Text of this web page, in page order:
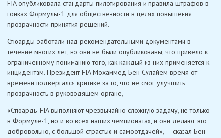
FIA опубликовала стандарты пилотирования и правила штрафов в
гонках Формулы-1 для общественности в целях повышения
прозрачности принятия решений.
Стюарды работали над рекомендательными документами в
течение многих лет, но они не были опубликованы, что привело к
ограниченному пониманию того, как каждый из них применяется к
инцидентам. Президент FIA Мохаммед Бен Сулайем время от
времени подвергался критике за то, что не смог улучшить
прозрачность в руководящем органе,
«Стюарды FIA выполняют чрезвычайно сложную задачу, не только
в Формуле-1, но и во всех наших чемпионатах, и они делают это
добровольно, с большой страстью и самоотдачей», — сказал Бен